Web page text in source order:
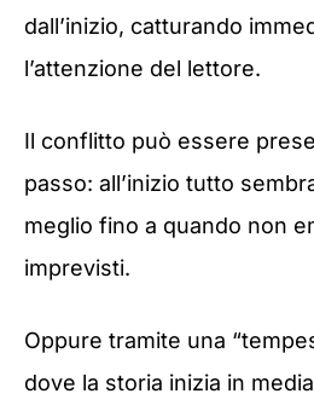
dall’inizio, catturando
l’attenzione del lettore.
Il conflitto può essere
passo: all’inizio tutto
meglio fino a quando non
imprevisti.
Oppure tramite una
dove la storia inizia in